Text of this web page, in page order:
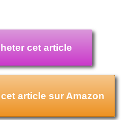
cet article
article sur Amazon